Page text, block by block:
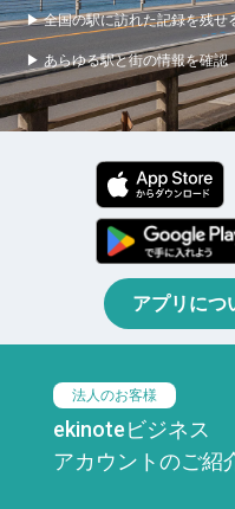
▶ 全国の駅に訪れた記録を残せ
▶ あらゆる駅と街の情報を確認
アプリにつ
法人のお客様
ekinoteビジネス
アカウントのご紹